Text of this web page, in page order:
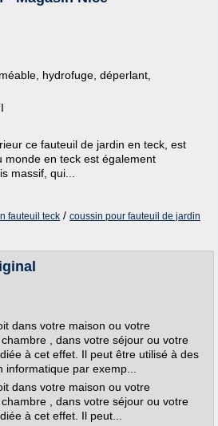
hydrofuge, déperlant,
ce fauteuil de jardin en teck, est
monde en teck est également
massif, qui...
fauteuil teck / coussin pour fauteuil de jardin
dans votre maison ou votre
, dans votre séjour ou votre
à cet effet. Il peut être utilisé à des
par exemp...
dans votre maison ou votre
, dans votre séjour ou votre
à cet effet. Il peut...